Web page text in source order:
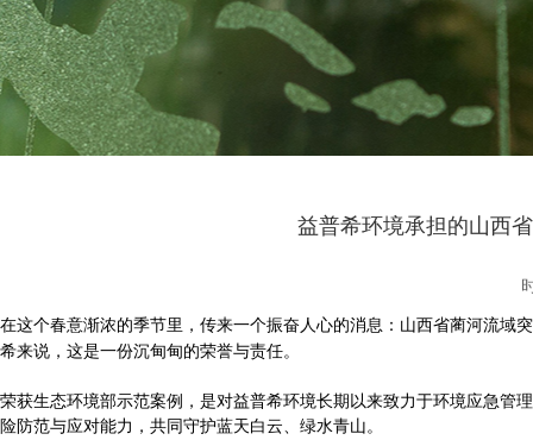
益普希环境承担的山西
在这个春意渐浓的季节里，传来一个振奋人心的消息： 山西省蔺河流域
希来说，这是一份沉甸甸的荣誉与责任。
荣获生态环境部示范案例，是对益普希环境长期以来致力于环境应急管
险防范与应对能力，共同守护蓝天白云、绿水青山。